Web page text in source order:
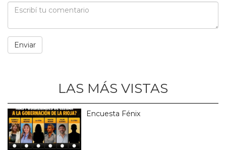
LAS MÁS VISTAS
Encuesta Fénix